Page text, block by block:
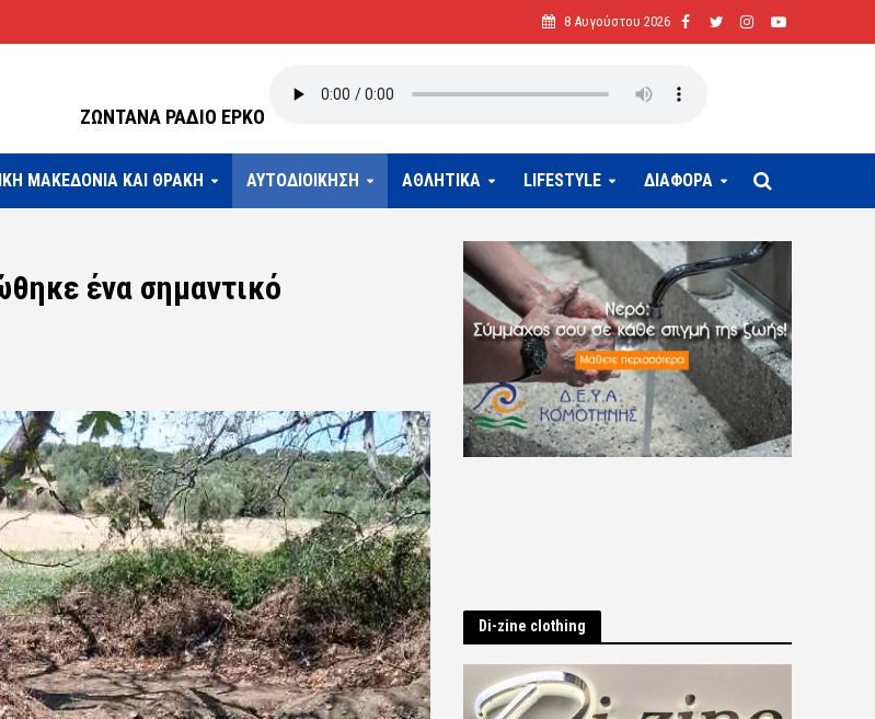
8 Αυγούστου 2026
ΖΩΝΤΑΝΑ ΡΑΔΙΟ ΕΡΚΟ
ΜΑΚΕΔΟΝΙΑ ΚΑΙ ΘΡΑΚΗ ΑΥΤΟΔΙΟΙΚΗΣΗ ΑΘΛΗΤΙΚΑ LIFESTYLE ΔΙΑΦΟΡΑ
ένα σημαντικό
Di-zine clothing